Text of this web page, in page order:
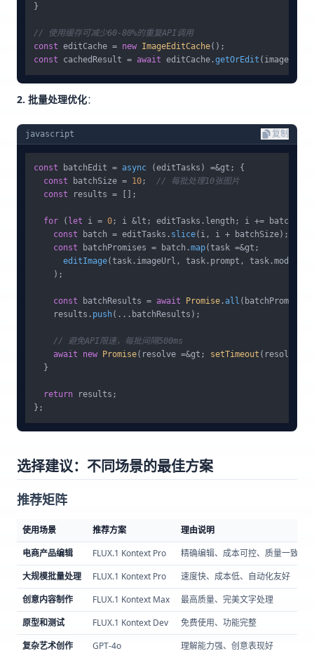
}
// 使用缓存可减少60-80%的重复API调用
const editCache = new ImageEditCache
const cachedResult = await editCache.getOrEdit
2. 批量处理优化：
javascript 复制
const batchEdit = async (editTasks) =&gt; {
const batchSize = 10 ; // 每批处理10张图片
const results = [];
for ( let i = 0 ; i &lt; editTasks. length ; i +=
const batch = editTasks. slice(i, i + batchSize);
const batchPromises = batch.map(task =&gt;
editImage(task. imageUrl , task. prompt , task.model
    );
const batchResults = await Promise .all
    results.
push(...batchResults);
// 避免API限速，每批间隔500ms
await
new Promise(resolve =&gt; setTimeout (resolve,
  }
return results;
选择建议：不同场景的最佳方案
推荐矩阵
使用场景 推荐方案
理由说明
电商产品编辑
FLUX.1 Kontext Pro
精确编辑、成本可控、质量一致
大规模批量处理
FLUX.1 Kontext Pro
速度快、成本低、自动化友好
创意内容制作
FLUX.1 Kontext Max
最高质量、完美文字处理
原型和测试
FLUX.1 Kontext Dev
免费使用、功能完整
复杂艺术创作
GPT-4o
理解能力强、创意表现好